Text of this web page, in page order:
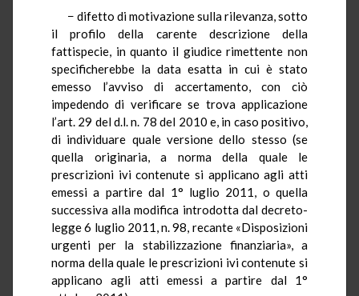
− difetto di motivazione sulla rilevanza, sotto
il profilo della carente descrizione della
fattispecie, in quanto il giudice rimettente non
specificherebbe la data esatta in cui è stato
emesso l’avviso di accertamento, con ciò
impedendo di verificare se trova applicazione
l’art. 29 del d.l. n. 78 del 2010 e, in caso positivo,
di individuare quale versione dello stesso (se
quella originaria, a norma della quale le
prescrizioni ivi contenute si applicano agli atti
emessi a partire dal 1° luglio 2011, o quella
successiva alla modifica introdotta dal decreto-
legge 6 luglio 2011, n. 98, recante «Disposizioni
urgenti per la stabilizzazione finanziaria», a
norma della quale le prescrizioni ivi contenute si
applicano agli atti emessi a partire dal 1°